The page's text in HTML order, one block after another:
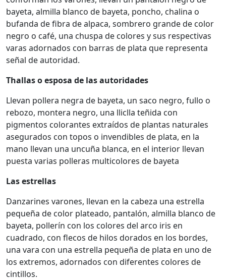
bayeta, almilla blanco de bayeta, poncho, chalina o
bufanda de fibra de alpaca, sombrero grande de color
negro o café, una chuspa de colores y sus respectivas
varas adornados con barras de plata que representa
señal de autoridad.
Thallas o esposa de las autoridades
Llevan pollera negra de bayeta, un saco negro, fullo o
rebozo, montera negro, una lliclla teñida con
pigmentos colorantes extraídos de plantas naturales
asegurados con topos o invendibles de plata, en la
mano llevan una uncuña blanca, en el interior llevan
puesta varias polleras multicolores de bayeta
Las estrellas
Danzarines varones, llevan en la cabeza una estrella
pequeña de color plateado, pantalón, almilla blanco de
bayeta, pollerín con los colores del arco iris en
cuadrado, con flecos de hilos dorados en los bordes,
una vara con una estrella pequeña de plata en uno de
los extremos, adornados con diferentes colores de
cintillos.